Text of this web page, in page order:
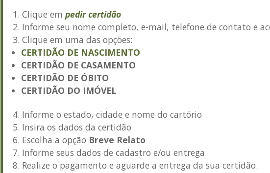
Clique em pedir certidão
Informe seu nome completo, e-mail, telefone de contato e
Clique em uma das opções:
CERTIDÃO DE NASCIMENTO
CERTIDÃO DE CASAMENTO
CERTIDÃO DE ÓBITO
CERTIDÃO DO IMÓVEL
Informe o estado, cidade e nome do cartório
Insira os dados da certidão
Escolha a opção Breve Relato
Informe seus dados de cadastro e/ou entrega
Realize o pagamento e aguarde a entrega da sua certidão.